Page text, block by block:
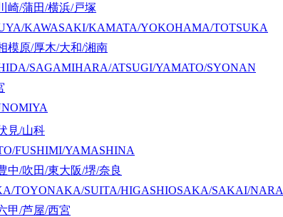
崎/蒲田/横浜/戸塚
KAWASAKI/KAMATA/YOKOHAMA/TOTSUKA
模原/厚木/大和/湘南
SAGAMIHARA/ATSUGI/YAMATO/SYONAN
見/山科
FUSHIMI/YAMASHINA
中/吹田/東大阪/堺/奈良
TOYONAKA/SUITA/HIGASHIOSAKA/SAKAI/NARA
甲/芦屋/西宮